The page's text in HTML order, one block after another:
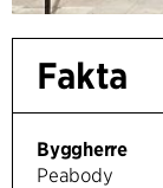
Fakta
Byggherre
Peabody